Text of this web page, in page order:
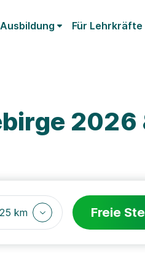
Für Lehrkräfte
2026
25 km Freie